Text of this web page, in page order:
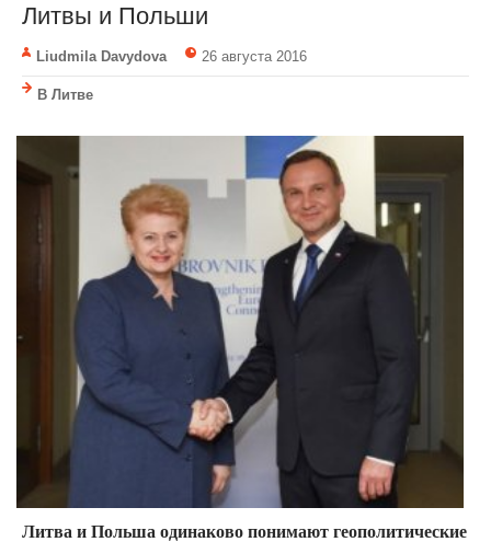
Литвы и Польши
Liudmila Davydova 26 августа 2016
В Литве
Литва и Польша одинаково понимают геополитические